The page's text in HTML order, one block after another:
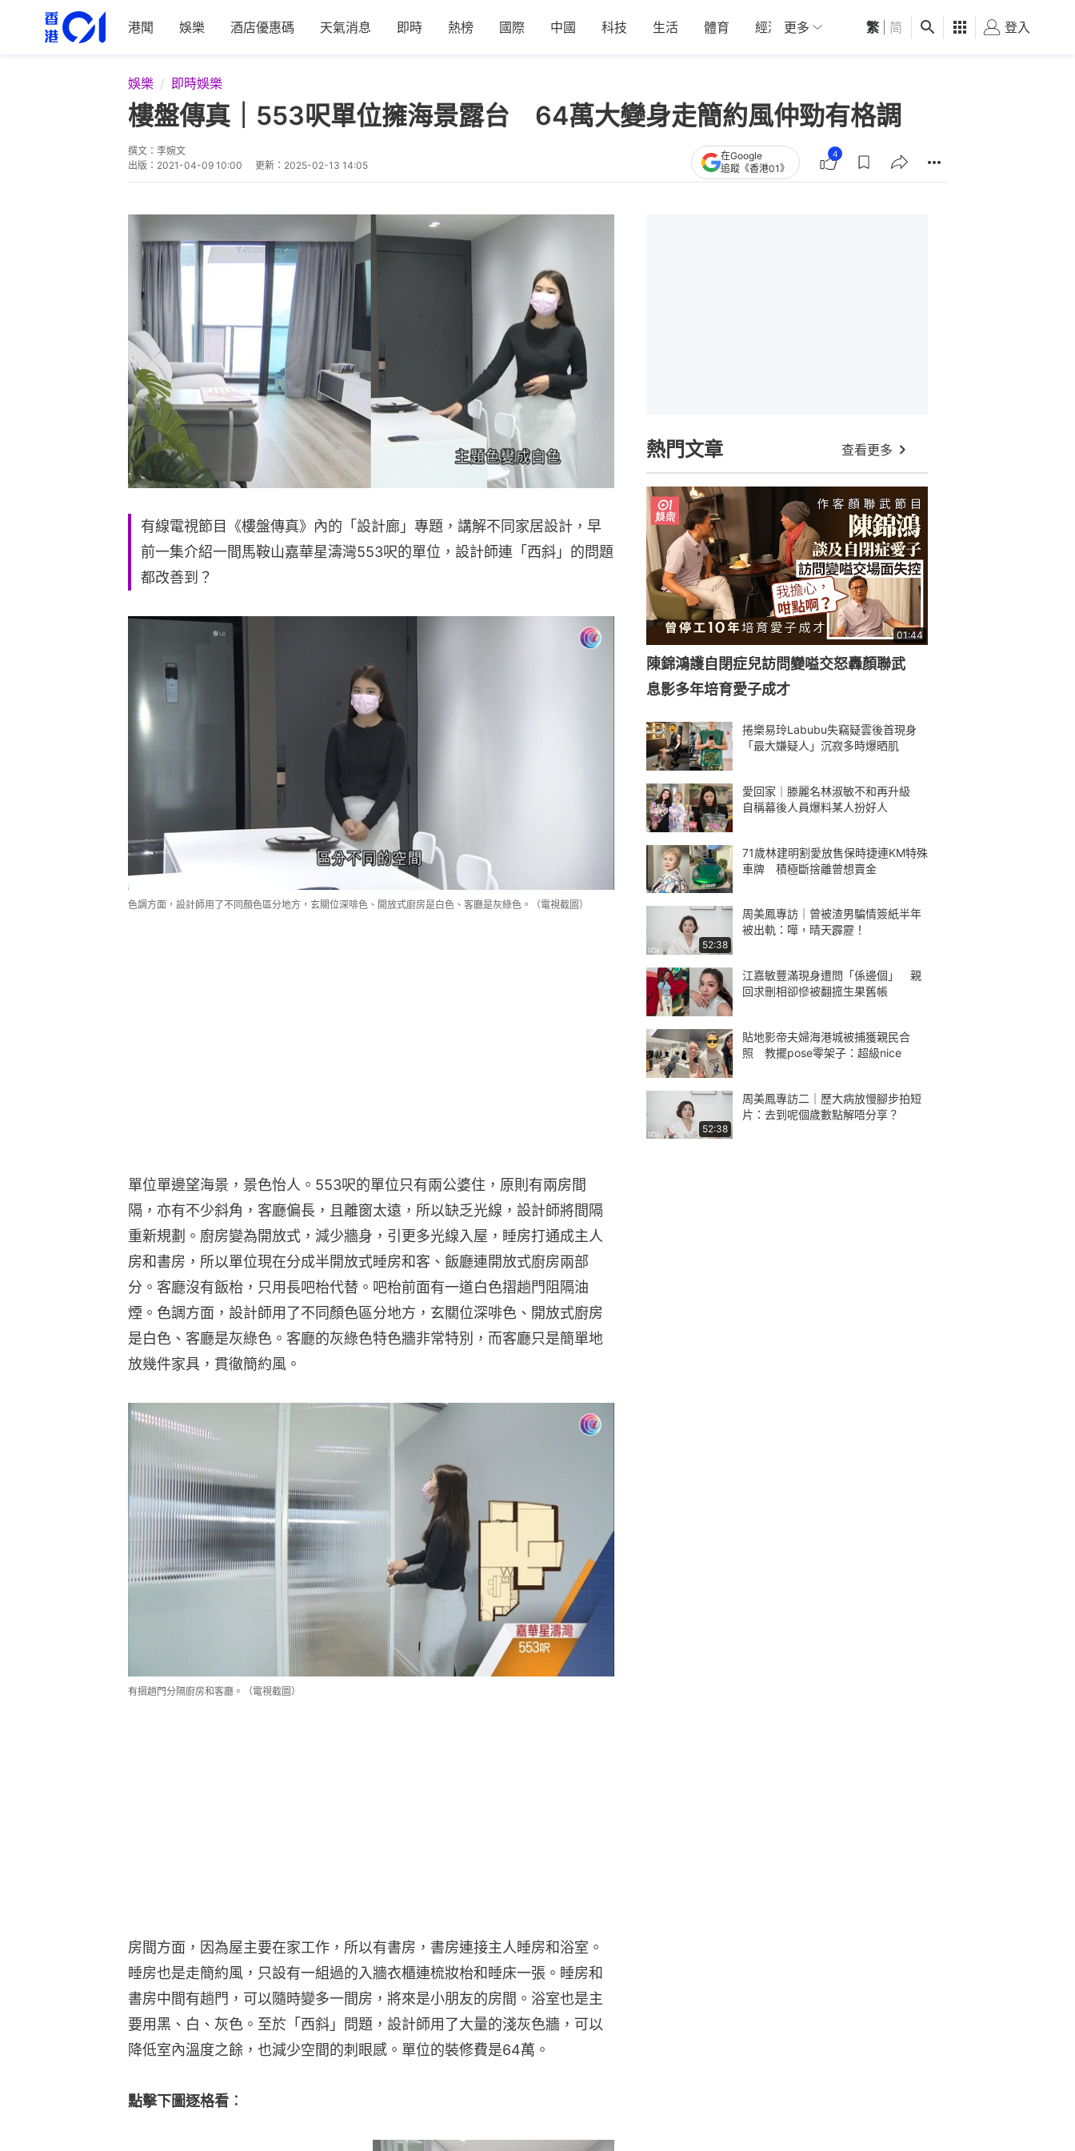
港聞 娛樂 酒店優惠碼 天氣消息 即時 熱榜 國際 中國 科技 生活 體育 經濟 01深圳 觀點 健康 好食玩飛
更多 繁 简 登入
娛樂 即時娛樂
樓盤傳真｜553呎單位擁海景露台 64萬大變身走簡約風仲勁有格調
撰文： 李婉文
出版： 2021-04-09 10:00 更新： 2025-02-13 14:05
在Google
追蹤《香港01》
4
有線電視節目《樓盤傳真》內的「設計廊」專題，講解不同家居設計，早
前一集介紹一間馬鞍山嘉華星濤灣553呎的單位，設計師連「西斜」的問題
都改善到？
色調方面，設計師用了不同顏色區分地方，玄關位深啡色、開放式廚房是白色、客廳是灰綠色。（電視截圖）
單位單邊望海景，景色怡人。553呎的單位只有兩公婆住，原則有兩房間
隔，亦有不少斜角，客廳偏長，且離窗太遠，所以缺乏光線，設計師將間隔
重新規劃。廚房變為開放式，減少牆身，引更多光線入屋，睡房打通成主人
房和書房，所以單位現在分成半開放式睡房和客、飯廳連開放式廚房兩部
分。客廳沒有飯枱，只用長吧枱代替。吧枱前面有一道白色摺趟門阻隔油
煙。色調方面，設計師用了不同顏色區分地方，玄關位深啡色、開放式廚房
是白色、客廳是灰綠色。客廳的灰綠色特色牆非常特別，而客廳只是簡單地
放幾件家具，貫徹簡約風。
有摺趟門分隔廚房和客廳。（電視截圖）
房間方面，因為屋主要在家工作，所以有書房，書房連接主人睡房和浴室。
睡房也是走簡約風，只設有一組過的入牆衣櫃連梳妝枱和睡床一張。睡房和
書房中間有趟門，可以隨時變多一間房，將來是小朋友的房間。浴室也是主
要用黑、白、灰色。至於「西斜」問題，設計師用了大量的淺灰色牆，可以
降低室內溫度之餘，也減少空間的刺眼感。單位的裝修費是64萬。
點擊下圖逐格看︰
熱門文章 查看更多
01:44
陳錦鴻護自閉症兒訪問變嗌交怒轟顏聯武
息影多年培育愛子成才
捲樂易玲Labubu失竊疑雲後首現身
「最大嫌疑人」沉寂多時爆晒肌
愛回家｜滕麗名林淑敏不和再升級
自稱幕後人員爆料某人扮好人
71歲林建明割愛放售保時捷連KM特殊
車牌 積極斷捨離曾想賣金
52:38
周美鳳專訪｜曾被渣男騙情簽紙半年
被出軌：嘩，晴天霹靂！
江嘉敏豐滿現身遭問「係邊個」 親
回求刪相卻慘被翻搲生果舊帳
貼地影帝夫婦海港城被捕獲親民合
照 教擺pose零架子：超級nice
52:38
周美鳳專訪二｜歷大病放慢腳步拍短
片：去到呢個歲數點解唔分享？